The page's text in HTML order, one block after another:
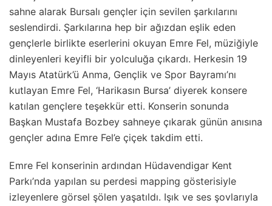
sahne alarak Bursalı gençler için sevilen şarkılarını
seslendirdi. Şarkılarına hep bir ağızdan eşlik eden
gençlerle birlikte eserlerini okuyan Emre Fel, müziğiyle
dinleyenleri keyifli bir yolculuğa çıkardı. Herkesin 19
Mayıs Atatürk’ü Anma, Gençlik ve Spor Bayramı’nı
kutlayan Emre Fel, ‘Harikasın Bursa’ diyerek konsere
katılan gençlere teşekkür etti. Konserin sonunda
Başkan Mustafa Bozbey sahneye çıkarak günün anısına
gençler adına Emre Fel’e çiçek takdim etti.
Emre Fel konserinin ardından Hüdavendigar Kent
Parkı’nda yapılan su perdesi mapping gösterisiyle
izleyenlere görsel şölen yaşatıldı. Işık ve ses şovlarıyla